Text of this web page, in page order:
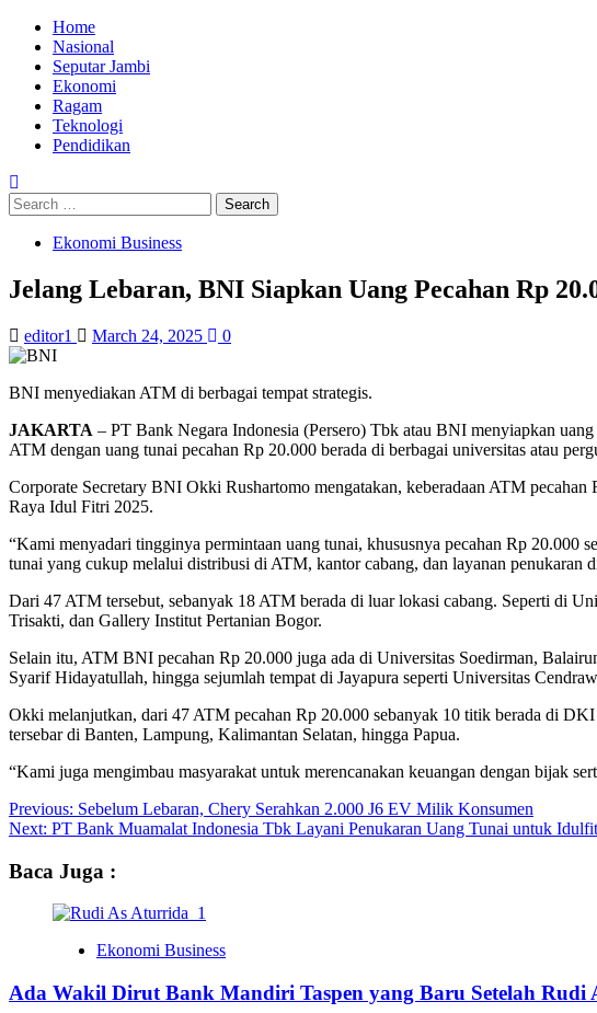
Skip
content
Primary
Menu
Home
Nasional
Seputar Jambi
Ekonomi
Ragam
Teknologi
Pendidikan
Search
for:
Ekonomi Business
Jelang Lebaran, BNI Siapkan Uang Pecahan Rp
editor1 March 24, 2025 0
BNI menyediakan ATM di berbagai tempat strategis.
JAKARTA – PT Bank Negara Indonesia (Persero) Tbk atau BNI menyiapkan
ATM dengan uang tunai pecahan Rp 20.000 berada di berbagai universitas atau
Corporate Secretary BNI Okki Rushartomo mengatakan, keberadaan ATM
Raya Idul Fitri 2025.
“Kami menyadari tingginya permintaan uang tunai, khususnya pecahan Rp 20.000
tunai yang cukup melalui distribusi di ATM, kantor cabang, dan layanan penukaran
Dari 47 ATM tersebut, sebanyak 18 ATM berada di luar lokasi cabang. Seperti di
Trisakti, dan Gallery Institut Pertanian Bogor.
Selain itu, ATM BNI pecahan Rp 20.000 juga ada di Universitas Soedirman,
Syarif Hidayatullah, hingga sejumlah tempat di Jayapura seperti Universitas
Okki melanjutkan, dari 47 ATM pecahan Rp 20.000 sebanyak 10 titik berada di
tersebar di Banten, Lampung, Kalimantan Selatan, hingga Papua.
“Kami juga mengimbau masyarakat untuk merencanakan keuangan dengan bijak
Post
navigation
Previous: Sebelum Lebaran, Chery Serahkan 2.000 J6 EV Milik Konsumen
Next: PT Bank Muamalat Indonesia Tbk Layani Penukaran Uang Tunai untuk
Baca Juga :
Ekonomi Business
Ada Wakil Dirut Bank Mandiri Taspen yang Baru Setelah